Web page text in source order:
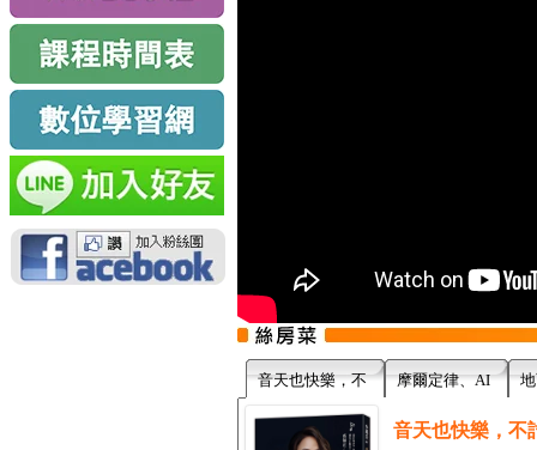
音天也快樂，不 摩爾定律、AI
音天也快樂，不